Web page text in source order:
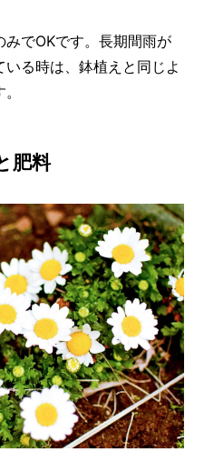
でOKです。長期間雨が
る時は、鉢植えと同じよ
肥料